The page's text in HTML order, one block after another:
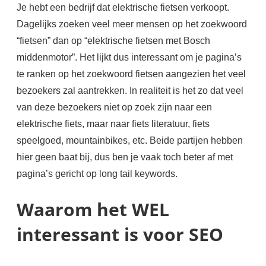
Je hebt een bedrijf dat elektrische fietsen verkoopt.
Dagelijks zoeken veel meer mensen op het zoekwoord
“fietsen” dan op “elektrische fietsen met Bosch
middenmotor”. Het lijkt dus interessant om je pagina’s
te ranken op het zoekwoord fietsen aangezien het veel
bezoekers zal aantrekken. In realiteit is het zo dat veel
van deze bezoekers niet op zoek zijn naar een
elektrische fiets, maar naar fiets literatuur, fiets
speelgoed, mountainbikes, etc. Beide partijen hebben
hier geen baat bij, dus ben je vaak toch beter af met
pagina’s gericht op long tail keywords.
Waarom het WEL
interessant is voor SEO